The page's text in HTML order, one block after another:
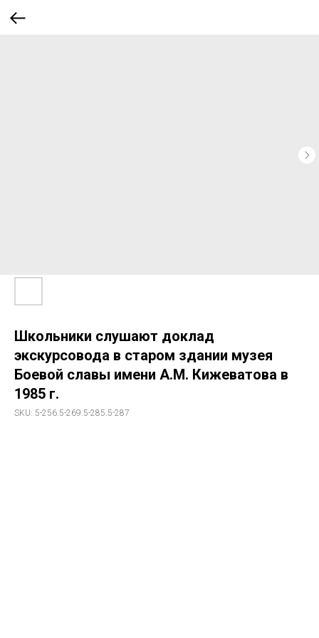
Школьники слушают доклад
экскурсовода в старом здании музея
Боевой славы имени А.М. Кижеватова в
1985 г.
SKU: 5-256.5-269.5-285.5-287